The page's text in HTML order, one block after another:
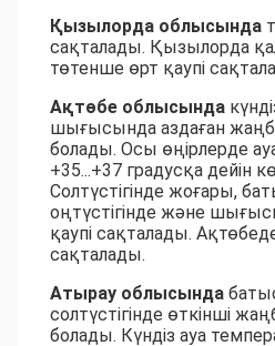
Қызылорда облысында
сақталады. Қызылорда
төтенше өрт қаупі
Ақтөбе облысында
шығысында аздаған
болады. Осы өңірлерде
+35...+37 градусқа дейін
Солтүстігінде жоғары,
оңтүстігінде және
қаупі сақталады.
сақталады.
Атырау облысында
солтүстігінде өткінші
болады. Күндіз ауа